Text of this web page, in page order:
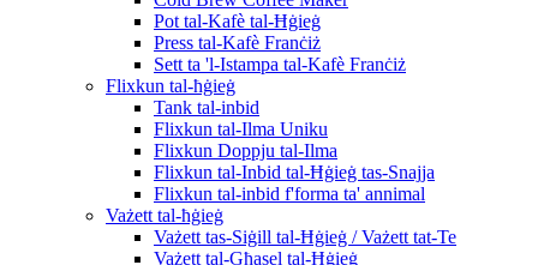
Pot tal-Kafè tal-Ħġieġ
Press tal-Kafè Franċiż
Sett ta 'l-Istampa tal-Kafè Franċiż
Flixkun tal-ħġieġ
Tank tal-inbid
Flixkun tal-Ilma Uniku
Flixkun Doppju tal-Ilma
Flixkun tal-Inbid tal-Ħġieġ tas-Snajja
Flixkun tal-inbid f'forma ta' annimal
Vażett tal-ħġieġ
Vażett tas-Siġill tal-Ħġieġ / Vażett tat-Te
Vażett tal-Għasel tal-Ħġieġ